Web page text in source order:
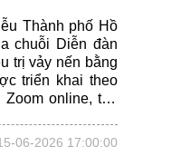
Thành phố Hồ
chuỗi Diễn đàn
trị vảy nến bằng
triển khai theo
online, thu
nước.
06-2026 17:00:00